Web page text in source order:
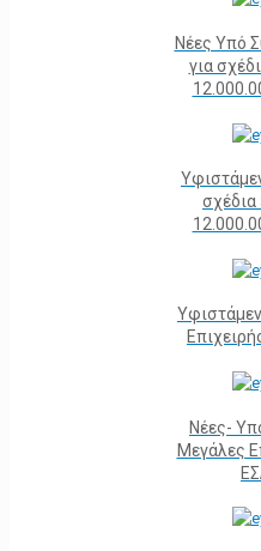
Νέες Υπό
για
σχέδια
Νέες-
Μεγάλες